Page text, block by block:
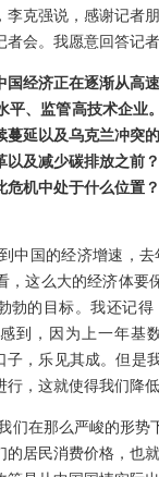
李克强说，感谢记者
会。我愿意回答记
国经济正在逐渐从高
平、监管高技术企业
蔓延以及乌克兰冲突
以及减少碳排放之前
危机中处于什么位置
中国的经济增速，
，这么大的经济体要
勃的目标。我还记
到，因为上一年基
子，乐见其成。但是
行，这就使得我们降
们在那么严峻的形
的居民消费价格，也